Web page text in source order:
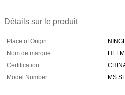
Détails sur le produit
Place of Origin:
Nom de marque:
Certification:
Model Number:
MS